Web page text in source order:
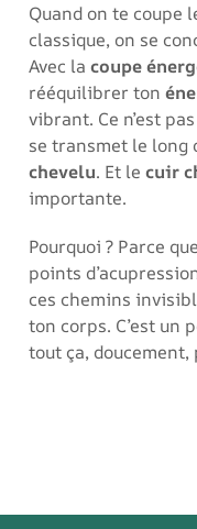
Quand on te coupe
classique, on se
Avec la coupe
rééquilibrer ton
vibrant. Ce n’est
se transmet le long
chevelu. Et le cuir
importante.
Pourquoi ? Parce
points
ces chemins
ton corps. C’est un
tout ça, doucement,